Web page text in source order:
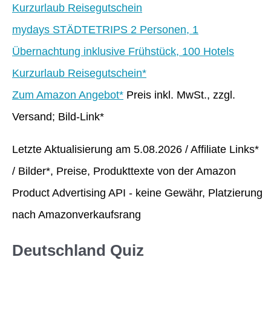
mydays STÄDTETRIPS 2 Personen, 1
Übernachtung inklusive Frühstück, 100 Hotels
Kurzurlaub Reisegutschein*
Zum Amazon Angebot* Preis inkl. MwSt., zzgl.
Versand; Bild-Link*
Letzte Aktualisierung am 5.08.2026 / Affiliate Links*
/ Bilder*, Preise, Produkttexte von der Amazon
Product Advertising API - keine Gewähr, Platzierung
nach Amazonverkaufsrang
Deutschland Quiz